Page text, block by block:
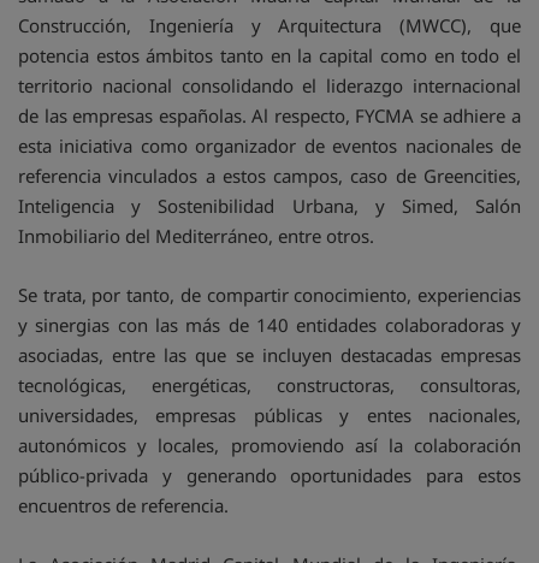
Construcción, Ingeniería y Arquitectura (MWCC), que
potencia estos ámbitos tanto en la capital como en todo el
territorio nacional consolidando el liderazgo internacional
de las empresas españolas. Al respecto, FYCMA se adhiere a
esta iniciativa como organizador de eventos nacionales de
referencia vinculados a estos campos, caso de Greencities,
Inteligencia y Sostenibilidad Urbana, y Simed, Salón
Inmobiliario del Mediterráneo, entre otros.
Se trata, por tanto, de compartir conocimiento, experiencias
y sinergias con las más de 140 entidades colaboradoras y
asociadas, entre las que se incluyen destacadas empresas
tecnológicas, energéticas, constructoras, consultoras,
universidades, empresas públicas y entes nacionales,
autonómicos y locales, promoviendo así la colaboración
público-privada y generando oportunidades para estos
encuentros de referencia.